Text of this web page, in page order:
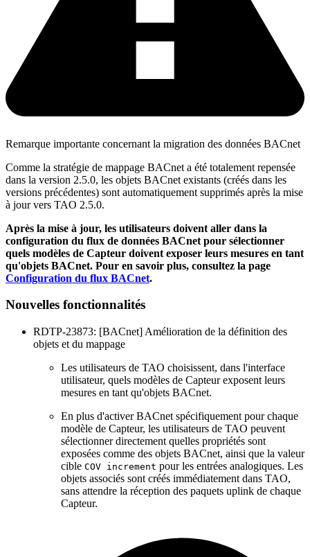
Remarque importante concernant la migration des données BACnet
Comme la stratégie de mappage BACnet a été totalement repensée
dans la version 2.5.0, les objets BACnet existants (créés dans les
versions précédentes) sont automatiquement supprimés après la mise
à jour vers TAO 2.5.0.
Après la mise à jour, les utilisateurs doivent aller dans la
configuration du flux de données BACnet pour sélectionner
quels modèles de Capteur doivent exposer leurs mesures en tant
qu'objets BACnet. Pour en savoir plus, consultez la page
Configuration du flux BACnet.
Nouvelles fonctionnalités
RDTP-23873: [BACnet] Amélioration de la définition des
objets et du mappage
Les utilisateurs de TAO choisissent, dans l'interface
utilisateur, quels modèles de Capteur exposent leurs
mesures en tant qu'objets BACnet.
En plus d'activer BACnet spécifiquement pour chaque
modèle de Capteur, les utilisateurs de TAO peuvent
sélectionner directement quelles propriétés sont
exposées comme des objets BACnet, ainsi que la valeur
cible COV increment pour les entrées analogiques. Les
objets associés sont créés immédiatement dans TAO,
sans attendre la réception des paquets uplink de chaque
Capteur.